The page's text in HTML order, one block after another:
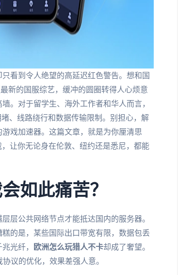
看到令人绝望的高延迟红色警告。想和国
新的国服综艺，缓冲的圆圈转得人心烦意
。对于留学生、海外工作者和华人而言，
、线路绕行和数据传输限制。别担心，解
戏加速器。这篇文章，就是为你厘清思
让你无论身在伦敦、纽约还是悉尼，都能
如此痛苦？
层公共网络节点才能抵达国内的服务器。
的是，某些国际出口带宽有限，数据包丢
光纤，
欧洲怎么玩猎人不卡却成了奢望。
议的优化，效果差强人意。